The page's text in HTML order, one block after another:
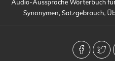
Audio-Aussprache Wörterbuch
Synonymen, Satzgebrauch,